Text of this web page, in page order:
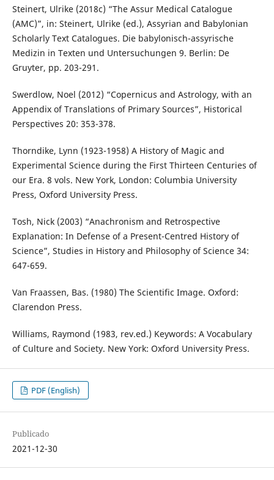
Steinert, Ulrike (2018c) “The Assur Medical Catalogue
(AMC)”, in: Steinert, Ulrike (ed.), Assyrian and Babylonian
Scholarly Text Catalogues. Die babylonisch-assyrische
Medizin in Texten und Untersuchungen 9. Berlin: De
Gruyter, pp. 203-291.
Swerdlow, Noel (2012) “Copernicus and Astrology, with an
Appendix of Translations of Primary Sources”, Historical
Perspectives 20: 353-378.
Thorndike, Lynn (1923-1958) A History of Magic and
Experimental Science during the First Thirteen Centuries of
our Era. 8 vols. New York, London: Columbia University
Press, Oxford University Press.
Tosh, Nick (2003) “Anachronism and Retrospective
Explanation: In Defense of a Present-Centred History of
Science”, Studies in History and Philosophy of Science 34:
647-659.
Van Fraassen, Bas. (1980) The Scientific Image. Oxford:
Clarendon Press.
Williams, Raymond (1983, rev.ed.) Keywords: A Vocabulary
of Culture and Society. New York: Oxford University Press.
PDF (English)
Publicado
2021-12-30